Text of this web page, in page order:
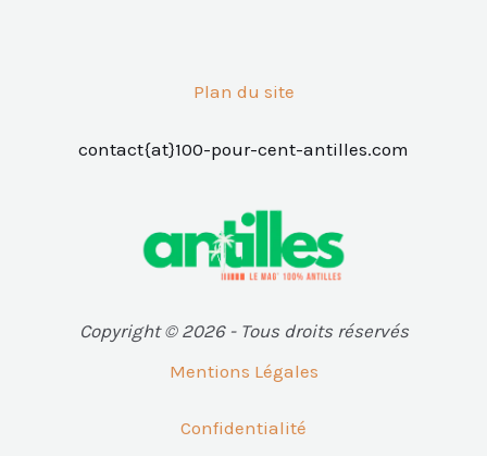
Plan du site
contact{at}100-pour-cent-antilles.com
Copyright © 2026 - Tous droits réservés
Mentions Légales
Confidentialité